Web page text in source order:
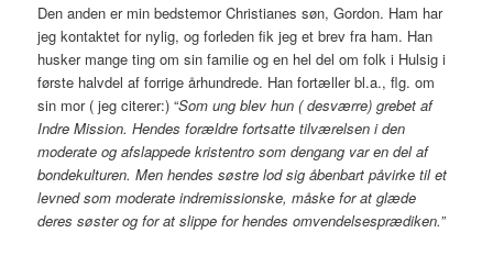
Den anden er min bedstemor Christianes søn, Gordon. Ham har
jeg kontaktet for nylig, og forleden fik jeg et brev fra ham. Han
husker mange ting om sin familie og en hel del om folk i Hulsig i
første halvdel af forrige århundrede. Han fortæller bl.a., flg. om
sin mor ( jeg citerer:) “Som ung blev hun ( desværre) grebet af
Indre Mission. Hendes forældre fortsatte tilværelsen i den
moderate og afslappede kristentro som dengang var en del af
bondekulturen. Men hendes søstre lod sig åbenbart påvirke til et
levned som moderate indremissionske, måske for at glæde
deres søster og for at slippe for hendes omvendelsesprædiken.”